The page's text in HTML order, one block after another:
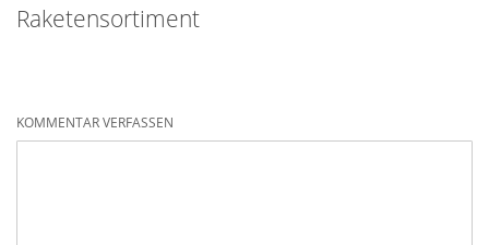
Raketensortiment
KOMMENTAR VERFASSEN